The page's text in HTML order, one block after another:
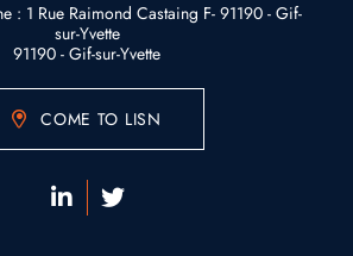
: 1 Rue Raimond Castaing F- 91190 - Gif-
sur-Yvette
91190 - Gif-sur-Yvette
COME TO LISN